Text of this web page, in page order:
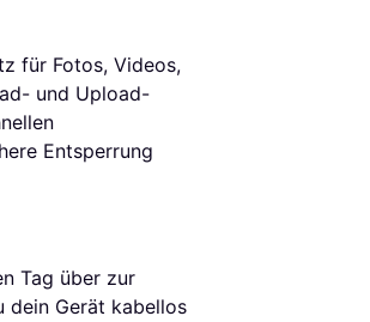
für Fotos, Videos,
und Upload-
Entsperrung
Tag über zur
dein Gerät kabellos